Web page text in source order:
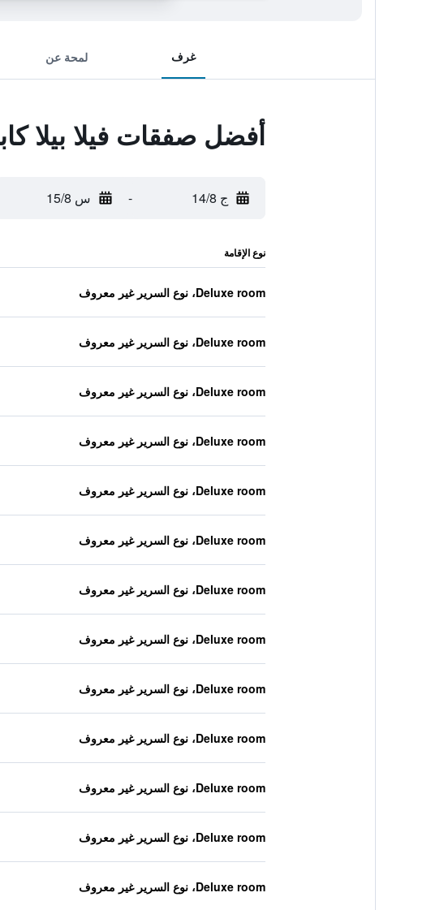
غرف لمحة عن
أفضل صفقات فيلا بيلا
ج 14/8 - س 15/8
نوع الإقامة
Deluxe room، نوع السرير غير معروف
Deluxe room، نوع السرير غير معروف
Deluxe room، نوع السرير غير معروف
Deluxe room، نوع السرير غير معروف
Deluxe room، نوع السرير غير معروف
Deluxe room، نوع السرير غير معروف
Deluxe room، نوع السرير غير معروف
Deluxe room، نوع السرير غير معروف
Deluxe room، نوع السرير غير معروف
Deluxe room، نوع السرير غير معروف
Deluxe room، نوع السرير غير معروف
Deluxe room، نوع السرير غير معروف
Deluxe room، نوع السرير غير معروف